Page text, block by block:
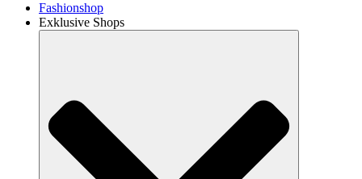
Fashionshop
Exklusive Shops